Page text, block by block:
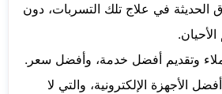
الحديثة في علاج تلك التسربات، دون
وتقديم أفضل خدمة، وأفضل سعر.
الأجهزة الإلكترونية، والتي لا